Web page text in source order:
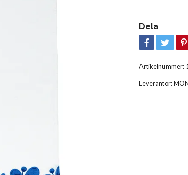
Dela
Artikelnummer:
Leverantör: